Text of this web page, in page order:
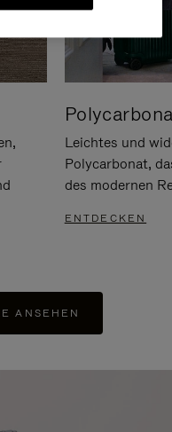
Leichtes und
Polycarbonat,
des modernen
ENTDECKEN
ANSEHEN